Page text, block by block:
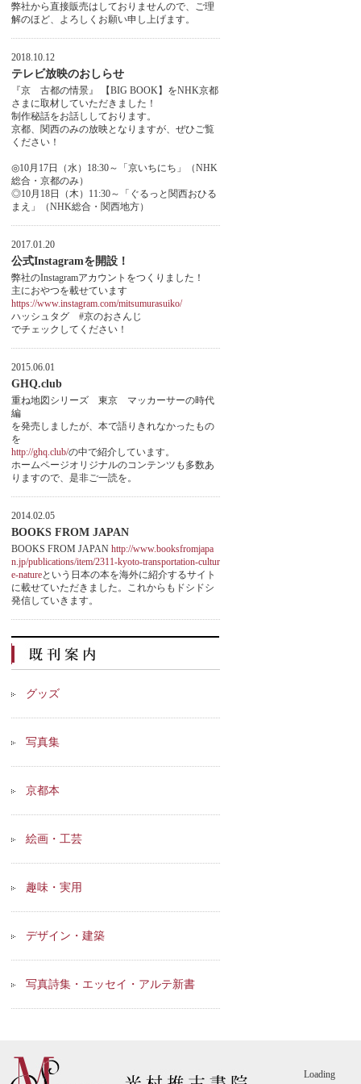
弊社から直接販売はしておりませんので、ご理
解のほど、よろしくお願い申し上げます。
2018.10.12
テレビ放映のおしらせ
『京 古都の情景』 【BIG BOOK】をNHK京都
さまに取材していただきました！
制作秘話をお話ししております。
京都、関西のみの放映となりますが、ぜひご覧
ください！
◎10月17日（水）18:30～「京いちにち」（NHK
総合・京都のみ）
◎10月18日（木）11:30～「ぐるっと関西おひる
まえ」（NHK総合・関西地方）
2017.01.20
公式Instagramを開設！
弊社のInstagramアカウントをつくりました！
主におやつを載せています
https://www.instagram.com/mitsumurasuiko/
ハッシュタグ #京のおさんじ
でチェックしてください！
2015.06.01
GHQ.club
重ね地図シリーズ 東京 マッカーサーの時代
編
を発売しましたが、本で語りきれなかったもの
を
http://ghq.club/の中で紹介しています。
ホームページオリジナルのコンテンツも多数あ
りますので、是非ご一読を。
2014.02.05
BOOKS FROM JAPAN
BOOKS FROM JAPAN http://www.booksfromjapa
n.jp/publications/item/2311-kyoto-transportation-cultur
e-natureという日本の本を海外に紹介するサイト
に載せていただきました。これからもドシドシ
発信していきます。
グッズ
写真集
京都本
絵画・工芸
趣味・実用
デザイン・建築
写真詩集・エッセイ・アルテ新書
Loading